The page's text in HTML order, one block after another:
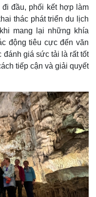
đầu, phối kết hợp làm
thác phát triển du lịch
mang lại những khía
động tiêu cực đến văn
đánh giá sức tải là rất tốt
tiếp cận và giải quyết